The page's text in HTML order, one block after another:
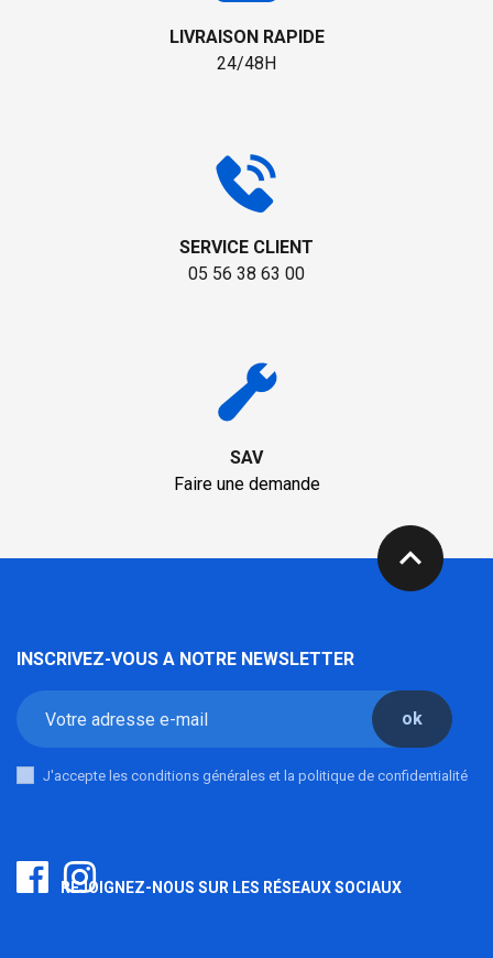
LIVRAISON RAPIDE
24/48H
SERVICE CLIENT
05 56 38 63 00
SAV
Faire une demande
expand_less
INSCRIVEZ-VOUS A NOTRE NEWSLETTER
ok
J'accepte les conditions générales et la politique de confidentialité
REJOIGNEZ-NOUS SUR LES RÉSEAUX SOCIAUX